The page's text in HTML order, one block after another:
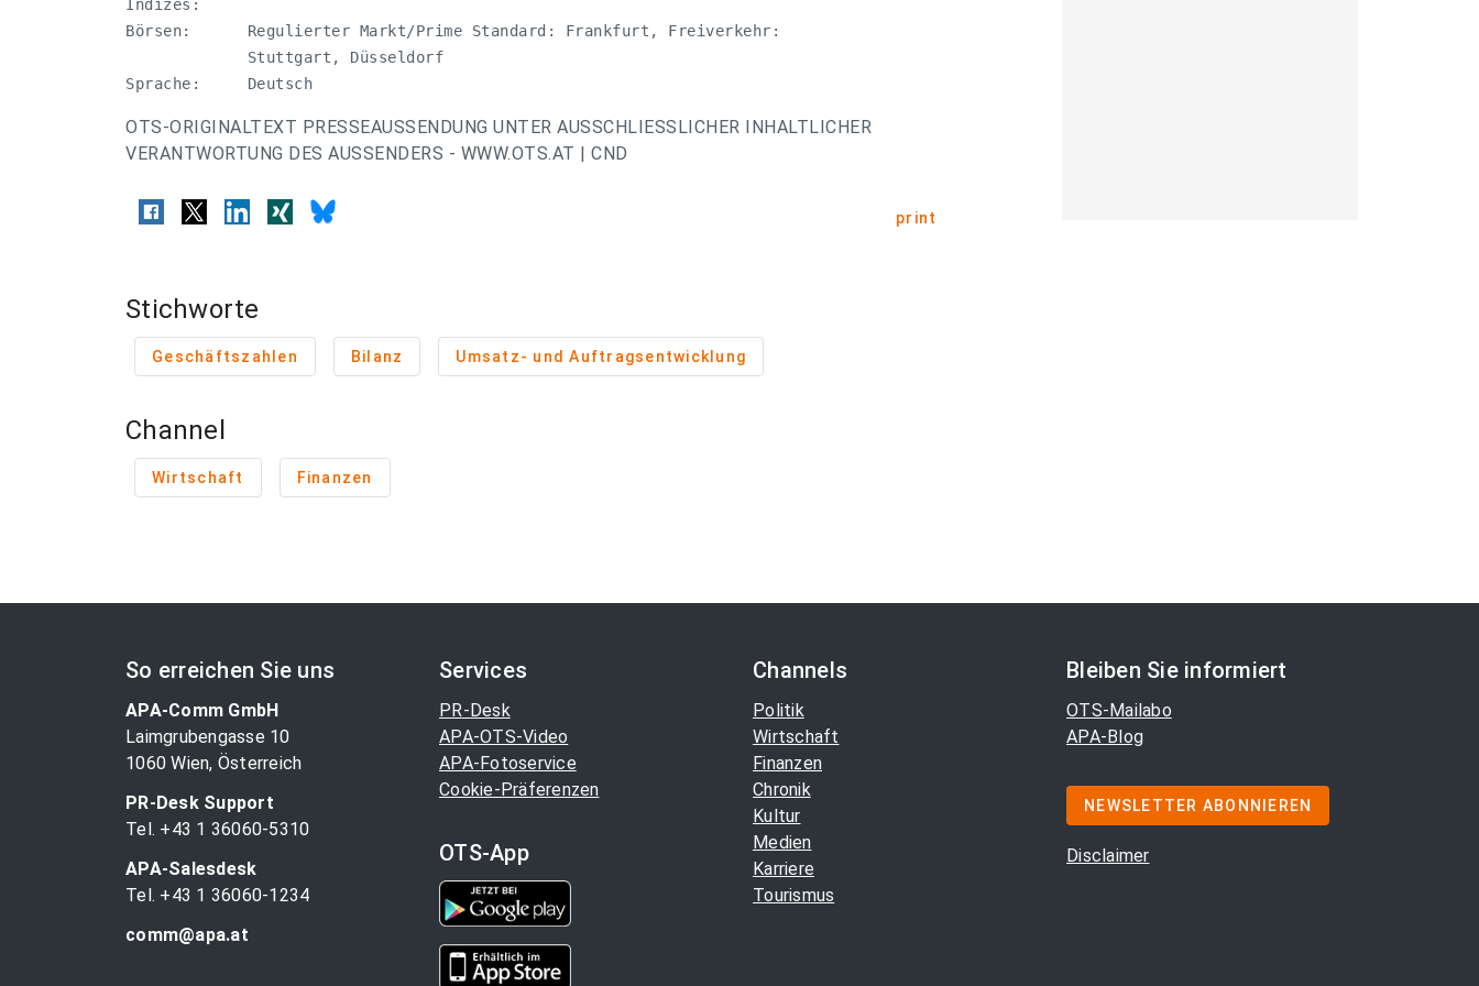
Indizes:
Börsen:      Regulierter Markt/Prime Standard: Frankfurt, Freiverkehr:
             Stuttgart, Düsseldorf
Sprache:     Deutsch
OTS-ORIGINALTEXT PRESSEAUSSENDUNG UNTER AUSSCHLIESSLICHER INHALTLICHER
VERANTWORTUNG DES AUSSENDERS - WWW.OTS.AT | CND
print
Stichworte
Geschäftszahlen Bilanz Umsatz- und Auftragsentwicklung
Channel
Wirtschaft Finanzen
So erreichen Sie uns
APA-Comm GmbH
Laimgrubengasse 10
1060 Wien, Österreich
PR-Desk Support
Tel. +43 1 36060-5310
APA-Salesdesk
Tel. +43 1 36060-1234
comm@apa.at
Services
PR-Desk
APA-OTS-Video
APA-Fotoservice
Cookie-Präferenzen
OTS-App
Channels
Politik
Wirtschaft
Finanzen
Chronik
Kultur
Medien
Karriere
Tourismus
Bleiben Sie informiert
OTS-Mailabo
APA-Blog
NEWSLETTER ABONNIEREN
Disclaimer